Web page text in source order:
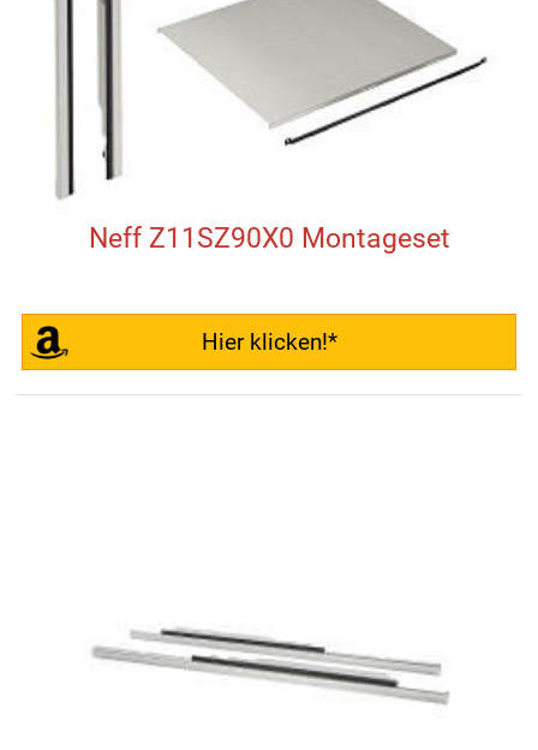
Neff Z11SZ90X0 Montageset
Hier klicken!*